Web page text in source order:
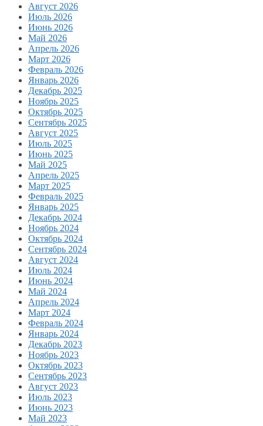
Август 2026
Июль 2026
Июнь 2026
Май 2026
Апрель 2026
Март 2026
Февраль 2026
Январь 2026
Декабрь 2025
Ноябрь 2025
Октябрь 2025
Сентябрь 2025
Август 2025
Июль 2025
Июнь 2025
Май 2025
Апрель 2025
Март 2025
Февраль 2025
Январь 2025
Декабрь 2024
Ноябрь 2024
Октябрь 2024
Сентябрь 2024
Август 2024
Июль 2024
Июнь 2024
Май 2024
Апрель 2024
Март 2024
Февраль 2024
Январь 2024
Декабрь 2023
Ноябрь 2023
Октябрь 2023
Сентябрь 2023
Август 2023
Июль 2023
Июнь 2023
Май 2023